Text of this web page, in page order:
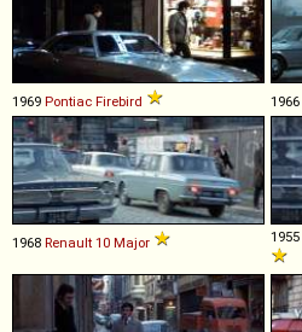
1969 Pontiac Firebird 1966
1968 Renault 10 Major 1955